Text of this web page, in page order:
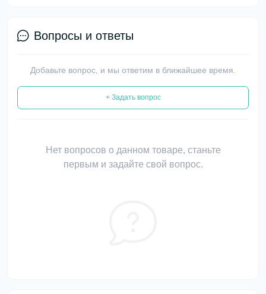
Вопросы и ответы
Добавьте вопрос, и мы ответим в ближайшее время.
+ Задать вопрос
Нет вопросов о данном товаре, станьте
первым и задайте свой вопрос.